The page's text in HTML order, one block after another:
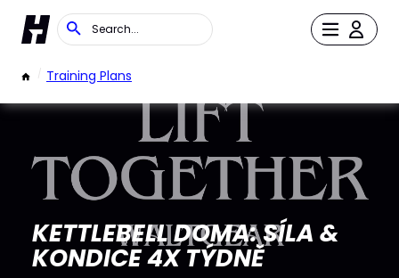
/ Training Plans
KETTLEBELL DOMA: SÍLA &
KONDICE 4X TÝDNĚ